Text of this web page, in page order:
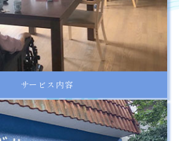
サービス内容